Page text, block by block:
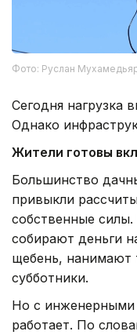
Фото: Руслан
Сегодня нагрузка
Однако
Жители готовы
Большинство
привыкли
собственные
собирают деньги
щебень, нанимают
субботники.
Но с инженерными
работает. По